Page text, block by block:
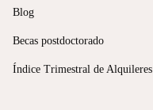
Blog
Becas postdoctorado
Índice Trimestral de Alquileres